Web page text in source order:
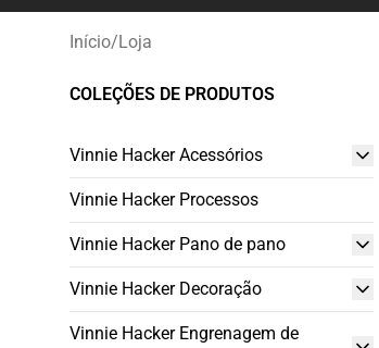
Início/Loja
COLEÇÕES DE PRODUTOS
Vinnie Hacker Acessórios
Vinnie Hacker Processos
Vinnie Hacker Pano de pano
Vinnie Hacker Decoração
Vinnie Hacker Engrenagem de